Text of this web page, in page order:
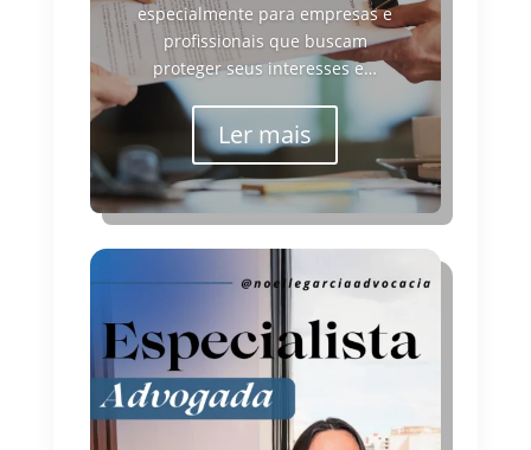
especialmente para empresas e
profissionais que buscam
proteger seus interesses e…
Ler mais